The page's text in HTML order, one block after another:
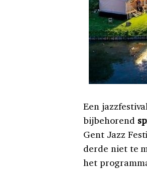
Een
bijbehorend
Gent Jazz
derde niet te
het